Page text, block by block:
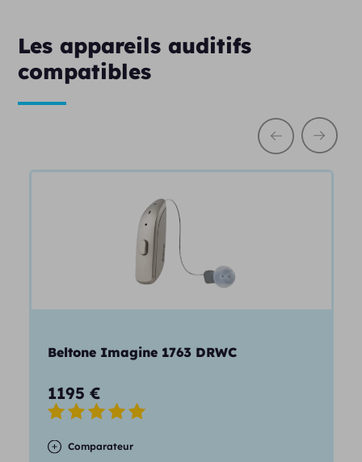
changer de programme, régler le volume et activer le
microphone distant Direct Mini Mic.
Les appareils auditifs
compatibles
Beltone Imagine 1763 DRWC
1195 €
Comparateur